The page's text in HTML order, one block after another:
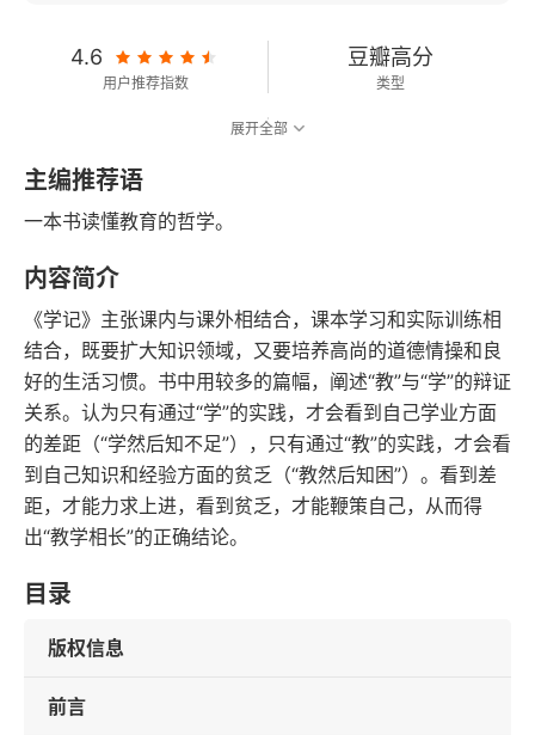
4.6
用户推荐指数
豆瓣高分
类型
16千字
字数
展开全部
主编推荐语
一本书读懂教育的哲学。
内容简介
《学记》主张课内与课外相结合，课本学习和实际训练相
结合，既要扩大知识领域，又要培养高尚的道德情操和良
好的生活习惯。书中用较多的篇幅，阐述“教”与“学”的辩证
关系。认为只有通过“学”的实践，才会看到自己学业方面
的差距（“学然后知不足”），只有通过“教”的实践，才会看
到自己知识和经验方面的贫乏（“教然后知困”）。看到差
距，才能力求上进，看到贫乏，才能鞭策自己，从而得
出“教学相长”的正确结论。
目录
版权信息
前言